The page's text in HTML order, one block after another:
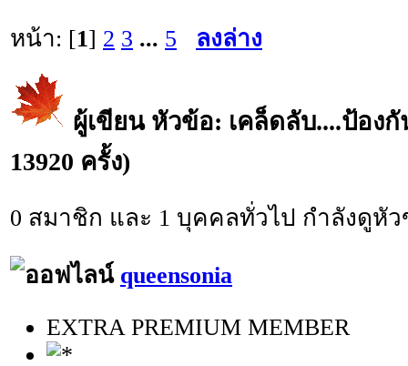
หน้า: [1] 2 3 ... 5 ลงล่าง
ผู้เขียนหัวข้อ: เคล็ดลับ....ป้อง
13920 ครั้ง)
0 สมาชิก และ 1 บุคคลทั่วไป กำลังดูหั
queensonia
EXTRA PREMIUM MEMBER